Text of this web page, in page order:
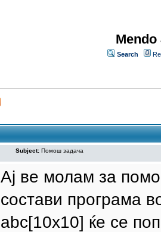
Search
Subject: Помош задача
Ај ве молам за
состави програма
abc[10x10] ќе се